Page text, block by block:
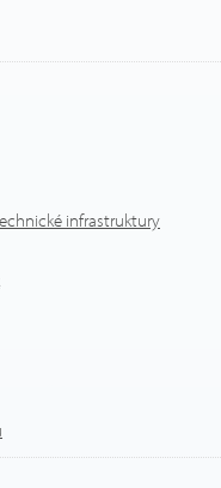
infrastruktury